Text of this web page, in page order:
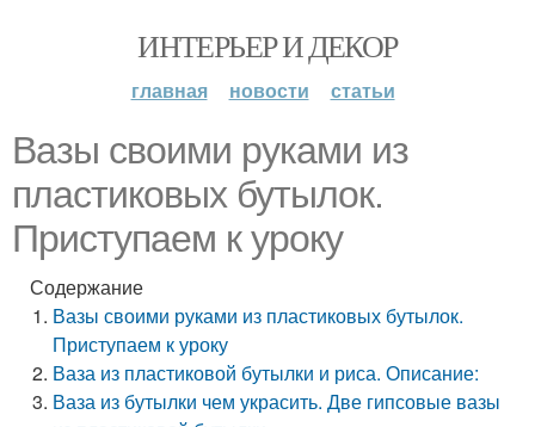
ИНТЕРЬЕР И ДЕКОР
главная новости статьи
Вазы своими руками из
пластиковых бутылок.
Приступаем к уроку
Содержание
Вазы своими руками из пластиковых бутылок.
Приступаем к уроку
Ваза из пластиковой бутылки и риса. Описание:
Ваза из бутылки чем украсить. Две гипсовые вазы